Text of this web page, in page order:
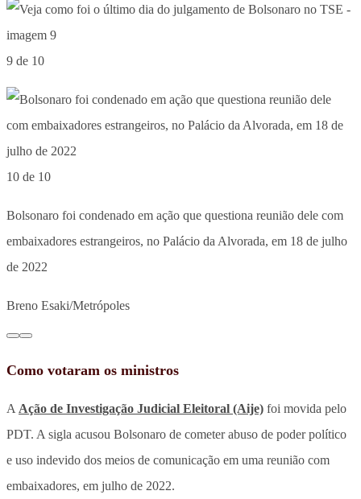
9 de 10
10 de 10
Bolsonaro foi condenado em ação que questiona reunião dele com
embaixadores estrangeiros, no Palácio da Alvorada, em 18 de julho
de 2022
Breno Esaki/Metrópoles
Como votaram os ministros
A Ação de Investigação Judicial Eleitoral (Aije) foi movida pelo
PDT. A sigla acusou Bolsonaro de cometer abuso de poder político
e uso indevido dos meios de comunicação em uma reunião com
embaixadores, em julho de 2022.